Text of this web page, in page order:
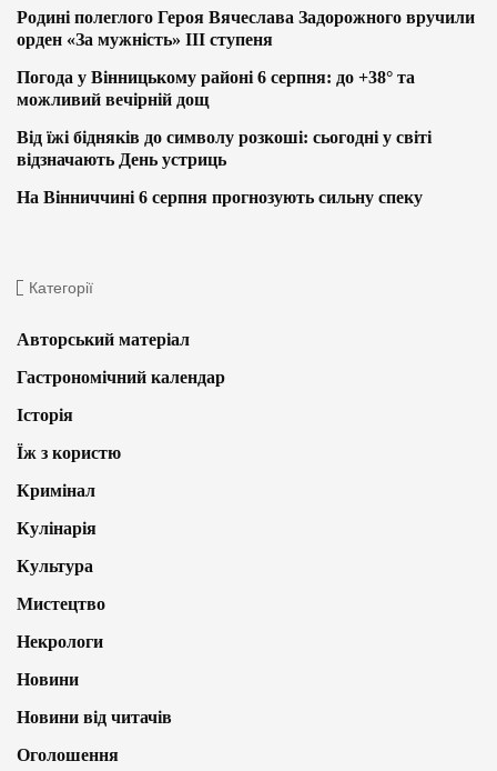
Родині полеглого Героя Вячеслава Задорожного вручили
орден «За мужність» ІІІ ступеня
Погода у Вінницькому районі 6 серпня: до +38° та
можливий вечірній дощ
Від їжі бідняків до символу розкоші: сьогодні у світі
відзначають День устриць
На Вінниччині 6 серпня прогнозують сильну спеку
Категорії
Авторський матеріал
Гастрономічний календар
Історія
Їж з користю
Кримінал
Кулінарія
Культура
Мистецтво
Некрологи
Новини
Новини від читачів
Оголошення